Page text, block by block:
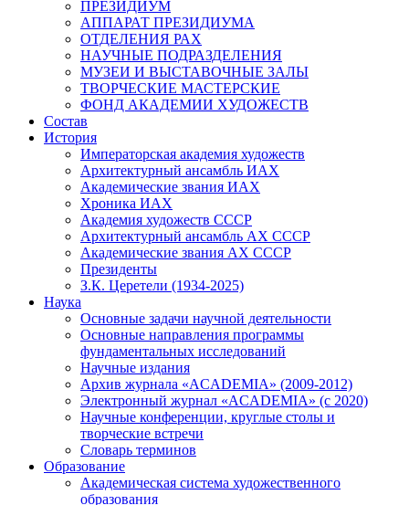
ПРЕЗИДИУМ
АППАРАТ ПРЕЗИДИУМА
ОТДЕЛЕНИЯ РАХ
НАУЧНЫЕ ПОДРАЗДЕЛЕНИЯ
МУЗЕИ И ВЫСТАВОЧНЫЕ ЗАЛЫ
ТВОРЧЕСКИЕ МАСТЕРСКИЕ
ФОНД АКАДЕМИИ ХУДОЖЕСТВ
Состав
История
Императорская академия художеств
Архитектурный ансамбль ИАХ
Академические звания ИАХ
Хроника ИАХ
Академия художеств СССР
Архитектурный ансамбль АХ СССР
Академические звания АХ СССР
Президенты
З.К. Церетели (1934-2025)
Наука
Основные задачи научной деятельности
Основные направления программы
фундаментальных исследований
Научные издания
Архив журнала «ACADEMIA» (2009-2012)
Электронный журнал «ACADEMIA» (с 2020)
Научные конференции, круглые столы и
творческие встречи
Словарь терминов
Образование
Академическая система художественного
образования